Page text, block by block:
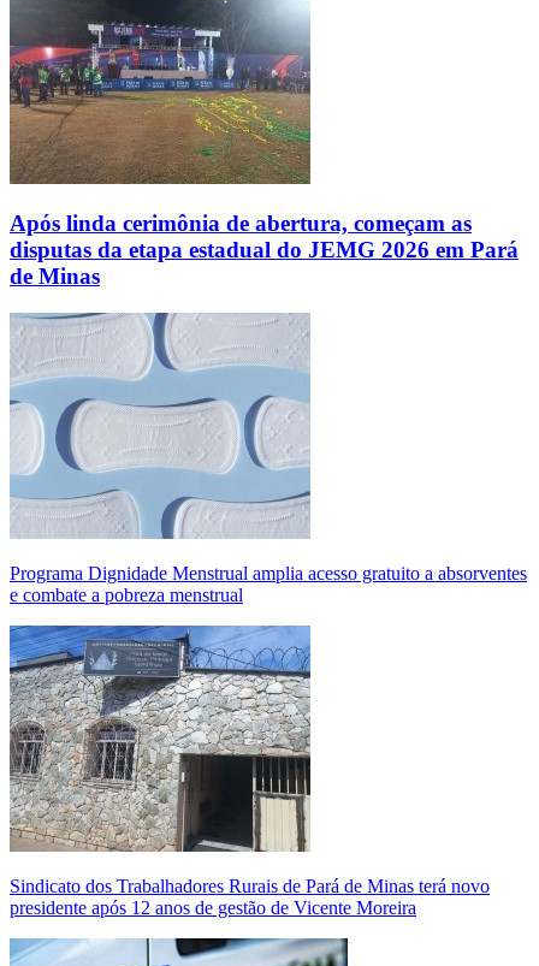
Após linda cerimônia de abertura, começam as
disputas da etapa estadual do JEMG 2026 em Pará
de Minas
Programa Dignidade Menstrual amplia acesso gratuito a absorventes
e combate a pobreza menstrual
Sindicato dos Trabalhadores Rurais de Pará de Minas terá novo
presidente após 12 anos de gestão de Vicente Moreira